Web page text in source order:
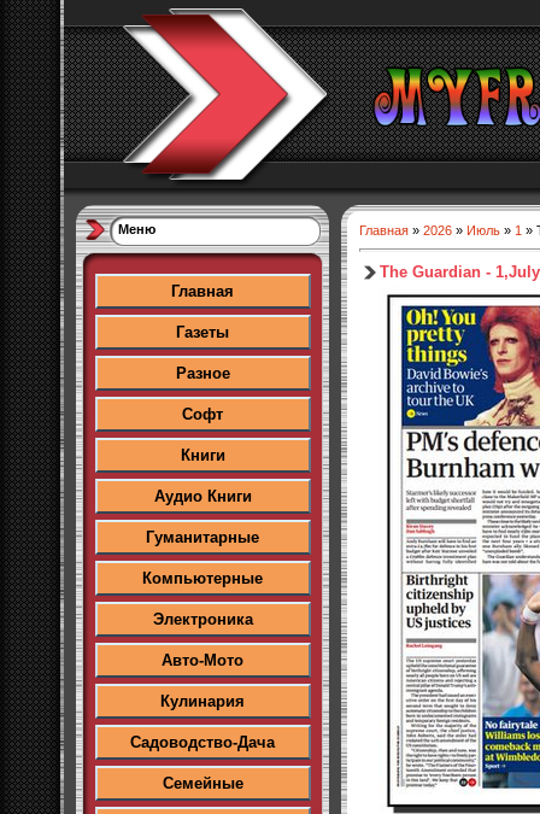
Меню
Главная
Газеты
Разное
Софт
Книги
Аудио Книги
Гуманитарные
Компьютерные
Электроника
Авто-Мото
Кулинария
Садоводство-Дача
Семейные
Главная » 2026 » Июль » 1 »
The Guardian -